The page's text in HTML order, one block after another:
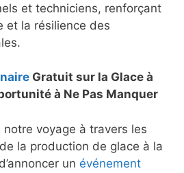
et techniciens, renforçant
et la résilience des
Gratuit sur la Glace à
à Ne Pas Manquer
notre voyage à travers les
la production de glace à la
un événement